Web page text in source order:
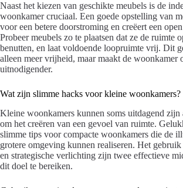
Naast het kiezen van geschikte meubels is de
woonkamer cruciaal. Een goede opstelling van
voor een betere doorstroming en creëert een
Probeer meubels zo te plaatsen dat ze de ruimte
benutten, en laat voldoende loopruimte vrij. Dit
alleen meer vrijheid, maar maakt de woonkamer
uitnodigender.
Wat zijn slimme hacks voor kleine woonkamers?
Kleine woonkamers kunnen soms uitdagend zijn
om het creëren van een gevoel van ruimte.
slimme tips voor compacte woonkamers die de
grotere omgeving kunnen realiseren. Het gebruik
en strategische verlichting zijn twee effectieve
dit doel te bereiken.